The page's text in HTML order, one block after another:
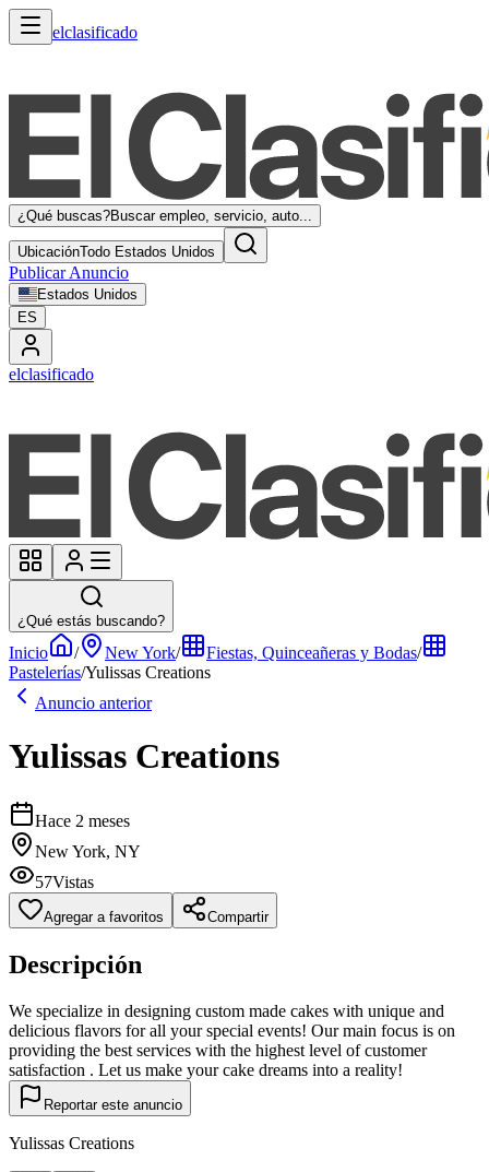
elclasificado
¿Qué buscas?Buscar empleo, servicio, auto...
UbicaciónTodo Estados Unidos
Publicar Anuncio
Estados Unidos
ES
elclasificado
¿Qué estás buscando?
Inicio / New York/ Fiestas, Quinceañeras y Bodas/
Pastelerías/Yulissas Creations
Anuncio anterior
Yulissas Creations
Hace 2 meses
New York, NY
57Vistas
Agregar a favoritos Compartir
Descripción
We specialize in designing custom made cakes with unique and
delicious flavors for all your special events! Our main focus is on
providing the best services with the highest level of customer
satisfaction . Let us make your cake dreams into a reality!
Reportar este anuncio
Yulissas Creations